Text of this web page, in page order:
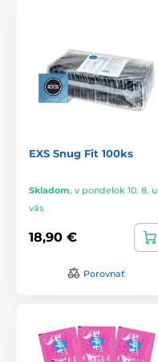
EXS Snug Fit 100ks
Skladom, v pondelok 10. 8. u
vás
18,90 €
Porovnať